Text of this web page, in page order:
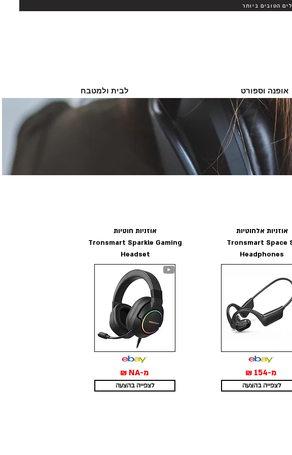
הטובים ביותר
אופנה וספורט לבית ולמטבח
אוזניות חוטיות
Tronsmart Sparkle Gaming
Headset
מ-NA ₪
לצפייה בהצעה
אוזניות אלחוטיות
Tronsmart Space
Headphones
מ-154 ₪
לצפייה בהצעה